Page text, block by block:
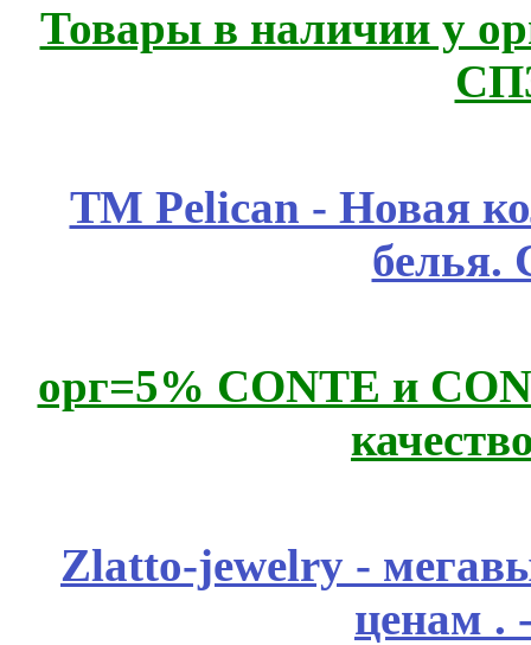
Товары в наличии у
ТМ Pelican - Новая
белья.
орг=5% CONTE и
Zlatto-jewelry -
ценам .